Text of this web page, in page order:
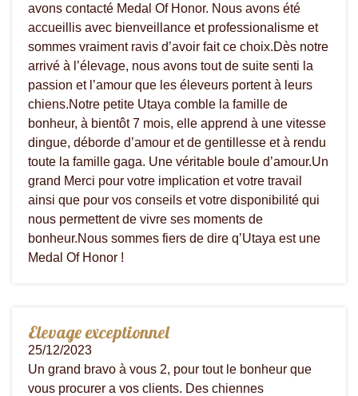
avons contacté Medal Of Honor. Nous avons été
accueillis avec bienveillance et professionalisme et
sommes vraiment ravis d’avoir fait ce choix.Dès notre
arrivé à l’élevage, nous avons tout de suite senti la
passion et l’amour que les éleveurs portent à leurs
chiens.Notre petite Utaya comble la famille de
bonheur, à bientôt 7 mois, elle apprend à une vitesse
dingue, déborde d’amour et de gentillesse et à rendu
toute la famille gaga. Une véritable boule d’amour.Un
grand Merci pour votre implication et votre travail
ainsi que pour vos conseils et votre disponibilité qui
nous permettent de vivre ses moments de
bonheur.Nous sommes fiers de dire q’Utaya est une
Medal Of Honor !
Elevage exceptionnel
25/12/2023
Un grand bravo à vous 2, pour tout le bonheur que
vous procurer a vos clients. Des chiennes